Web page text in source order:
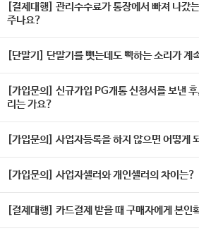
[결제대행] 관리수수료가 통장에서 빠져 나갔
주나요?
[단말기] 단말기를 뺏는데도 삑하는 소리가 계
[가입문의] 신규가입 PG개통 신청서를 보낸
리는 가요?
[가입문의] 사업자등록을 하지 않으면 어떻게
[가입문의] 사업자셀러와 개인셀러의 차이는?
[결제대행] 카드결제 받을 때 구매자에게 본인